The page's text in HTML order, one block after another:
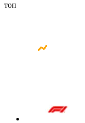
топ